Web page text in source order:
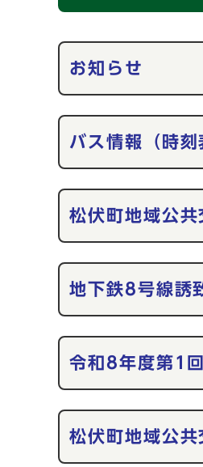
メインメニュー
お知らせ
バス情報（時刻
松伏町地域公
地下鉄8号線誘
令和8年度第1
松伏町地域公